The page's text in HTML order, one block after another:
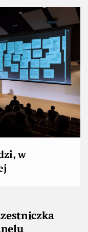
w
obywatelska o
Miasta
Praktyków